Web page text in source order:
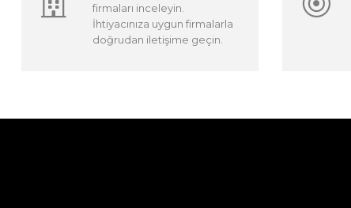
firmaları inceleyin.
İhtiyacınıza uygun firmalarla
doğrudan iletişime geçin.